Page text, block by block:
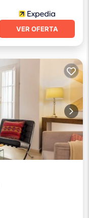
VER OFERTA